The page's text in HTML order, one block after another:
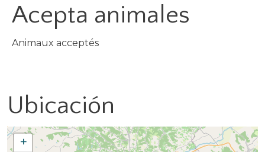
Acepta animales
Animaux acceptés
Ubicación
+